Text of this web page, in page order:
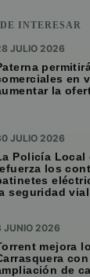
INTERESAR
JULIO 2026
en
la
JULIO 2026
Policía Local
los
seguridad vial
JUNIO 2026
mejora
de